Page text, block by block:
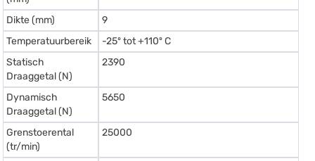
Dikte (mm)
9
Temperatuurbereik
-25º tot +110º C
Statisch
Draaggetal (N)
2390
Dynamisch
Draaggetal (N)
5650
Grenstoerental
(tr/min)
25000